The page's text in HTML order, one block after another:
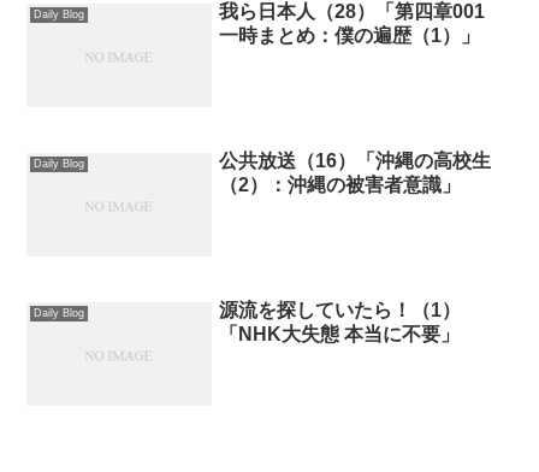
Daily Blog
我ら日本人（28）「第四章001
一時まとめ：僕の遍歴（1）」
Daily Blog
公共放送（16）「沖縄の高校生
（2）：沖縄の被害者意識」
Daily Blog
源流を探していたら！（1）
「NHK大失態 本当に不要」